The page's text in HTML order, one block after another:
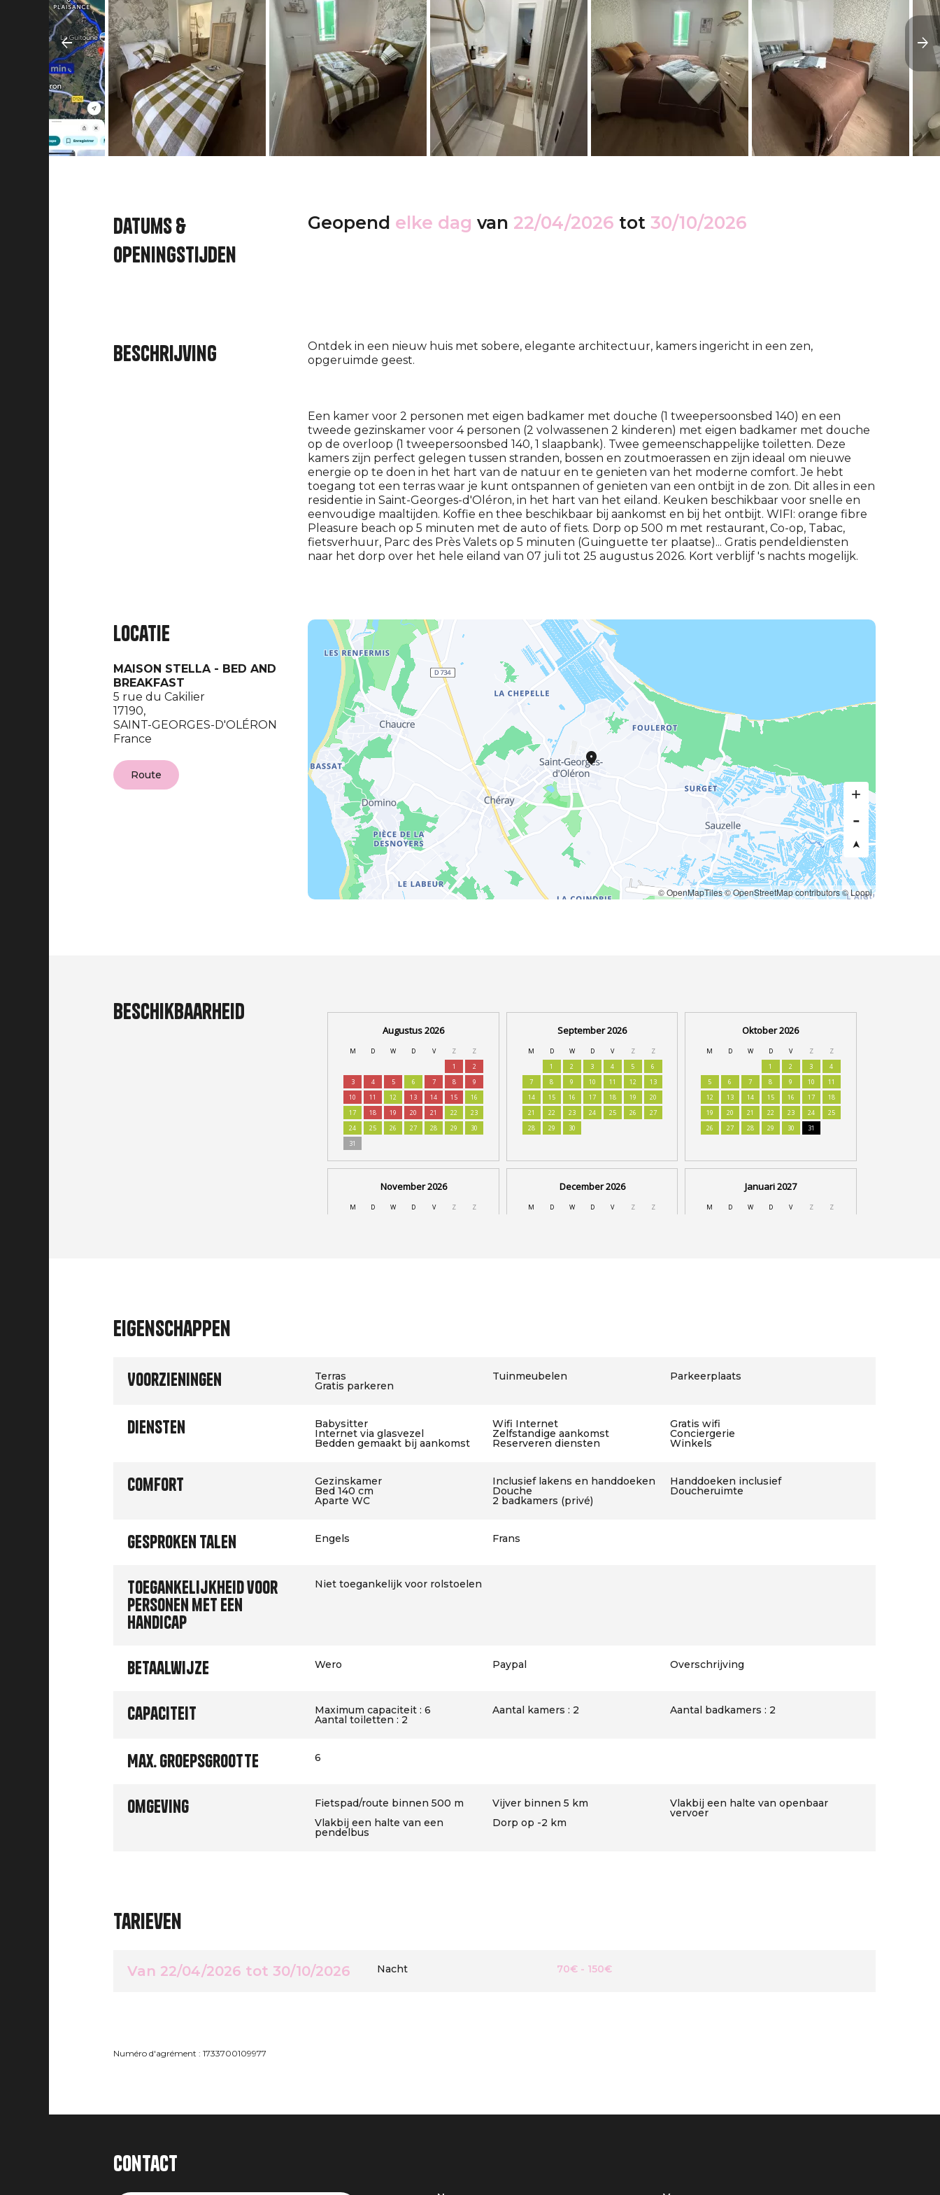
Datums &
openingstijden
Geopend elke dag van 22/04/2026 tot 30/10/2026
Beschrijving
Ontdek in een nieuw huis met sobere, elegante architectuur, kamers ingericht in een zen,
opgeruimde geest.
Een kamer voor 2 personen met eigen badkamer met douche (1 tweepersoonsbed 140) en een
tweede gezinskamer voor 4 personen (2 volwassenen 2 kinderen) met eigen badkamer met douche
op de overloop (1 tweepersoonsbed 140, 1 slaapbank). Twee gemeenschappelijke toiletten. Deze
kamers zijn perfect gelegen tussen stranden, bossen en zoutmoerassen en zijn ideaal om nieuwe
energie op te doen in het hart van de natuur en te genieten van het moderne comfort. Je hebt
toegang tot een terras waar je kunt ontspannen of genieten van een ontbijt in de zon. Dit alles in een
residentie in Saint-Georges-d'Oléron, in het hart van het eiland. Keuken beschikbaar voor snelle en
eenvoudige maaltijden. Koffie en thee beschikbaar bij aankomst en bij het ontbijt. WIFI: orange fibre
Pleasure beach op 5 minuten met de auto of fiets. Dorp op 500 m met restaurant, Co-op, Tabac,
fietsverhuur, Parc des Près Valets op 5 minuten (Guinguette ter plaatse)... Gratis pendeldiensten
naar het dorp over het hele eiland van 07 juli tot 25 augustus 2026. Kort verblijf 's nachts mogelijk.
Locatie
MAISON STELLA - BED AND
BREAKFAST
5 rue du Cakilier
17190,
SAINT-GEORGES-D'OLÉRON
France
Route
© OpenMapTiles© OpenStreetMap contributors© Loopi
Beschikbaarheid
Eigenschappen
Voorzieningen Terras Tuinmeubelen Parkeerplaats
Gratis parkeren
Diensten Babysitter Wifi Internet Gratis wifi
Internet via glasvezel Zelfstandige aankomst Conciergerie
Bedden gemaakt bij aankomst Reserveren diensten Winkels
Comfort Gezinskamer Inclusief lakens en handdoeken Handdoeken inclusief
Bed 140 cm Douche Doucheruimte
Aparte WC 2 badkamers (privé)
Gesproken talen Engels Frans
Toegankelijkheid voor
personen met een
handicap
Niet toegankelijk voor rolstoelen
Betaalwijze Wero Paypal Overschrijving
Capaciteit Maximum capaciteit : 6 Aantal kamers : 2 Aantal badkamers : 2
Aantal toiletten : 2
Max. groepsgrootte 6
Omgeving Fietspad/route binnen 500 m Vijver binnen 5 km Vlakbij een halte van openbaar
vervoer
Vlakbij een halte van een
pendelbus
Dorp op -2 km
Tarieven
Van 22/04/2026 tot 30/10/2026 Nacht 70€ - 150€
Numéro d'agrément : 1733700109977
Contact